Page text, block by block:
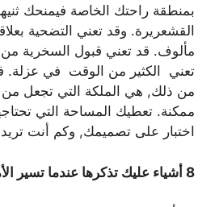
بمنطقة راحتك الخاصة فيمنحك
القشعريرة. وقد تعني التضحية
مألوف. قد تعني قبول السخرية
تعني الكثير من الوقت في عزلة.
من ذلك, هي الملكة التي تجعل من
ممكنة. تعطيك المساحة التي
اختبار على تصميمك, وكم أنت
8 أشياء عليك تذكرها عندما تسير الأمور بالطريق الخطأ